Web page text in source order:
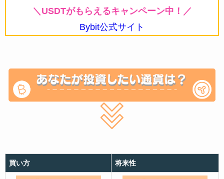
＼USDTがもらえるキャンペーン中！／
Bybit公式サイト
買い方 将来性